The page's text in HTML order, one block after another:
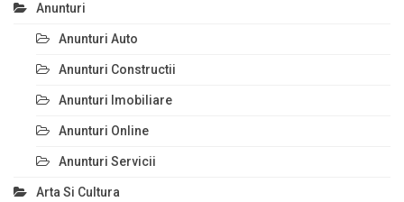
Anunturi
Anunturi Auto
Anunturi Constructii
Anunturi Imobiliare
Anunturi Online
Anunturi Servicii
Arta Si Cultura